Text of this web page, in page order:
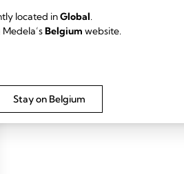
located inGlobal.
Belgium website.
Stay on Belgium